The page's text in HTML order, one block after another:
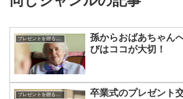
プレゼントを贈るコツ
孫からおばあちゃん
びはココが大切！
卒業式のプレゼント